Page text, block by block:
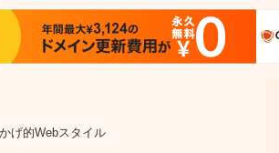
げ的Webスタイル